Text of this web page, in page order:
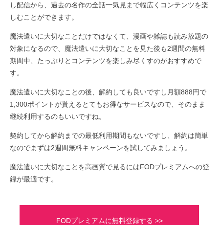
し配信から、過去の名作の全話一気見まで幅広くコンテンツを楽
しむことができます。
魔法遣いに大切なことだけではなくて、漫画や雑誌も読み放題の
対象になるので、魔法遣いに大切なことを見た後も2週間の無料
期間中、たっぷりとコンテンツを楽しみ尽くすのがおすすめで
す。
魔法遣いに大切なことの後、解約しても良いですし月額888円で
1,300ポイントが貰えるとてもお得なサービスなので、そのまま
継続利用するのもいいですね。
契約してから解約までの最低利用期間もないですし、解約は簡単
なのでまずは2週間無料キャンペーンを試してみましょう。
魔法遣いに大切なことを高画質で見るにはFODプレミアムへの登
録が最適です。
FODプレミアムに無料登録する >>